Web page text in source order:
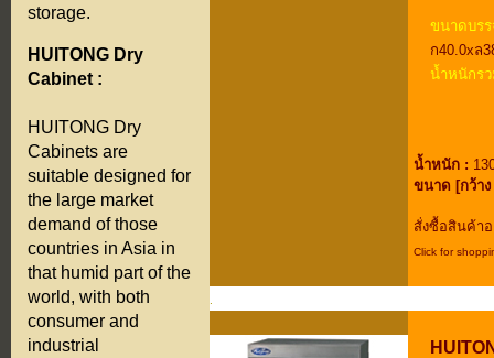
storage.
HUITONG Dry
Cabinet :
HUITONG Dry
Cabinets are
suitable designed for
the large market
demand of those
countries in Asia in
that humid part of the
world, with both
consumer and
industrial
ขนาดบร
ก40.0xล
น้ำหนักร
น้ำหนัก :
ขนาด [กว้า
สั่งซื้อสินค้า
Click for